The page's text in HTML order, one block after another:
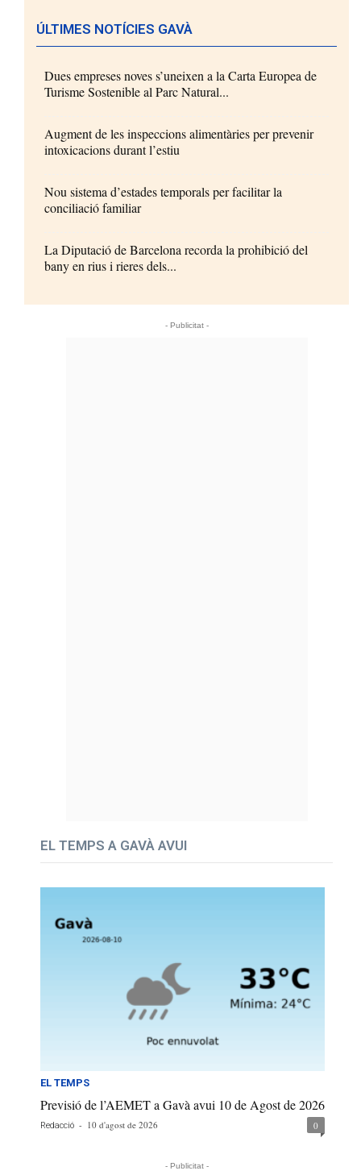
ÚLTIMES NOTÍCIES GAVÀ
Dues empreses noves s’uneixen a la Carta Europea de
Turisme Sostenible al Parc Natural...
Augment de les inspeccions alimentàries per prevenir
intoxicacions durant l’estiu
Nou sistema d’estades temporals per facilitar la
conciliació familiar
La Diputació de Barcelona recorda la prohibició del
bany en rius i rieres dels...
- Publicitat -
EL TEMPS A GAVÀ AVUI
EL TEMPS
Previsió de l’AEMET a Gavà avui 10 de Agost de 2026
Redacció - 10 d'agost de 2026 0
- Publicitat -